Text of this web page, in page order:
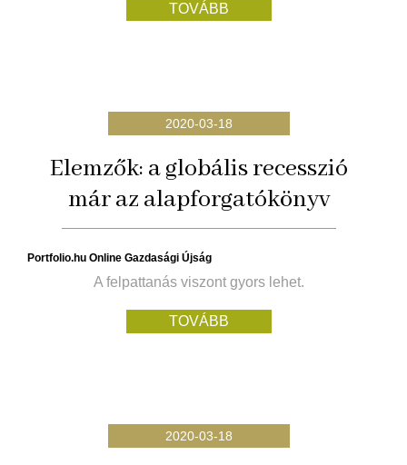
TOVÁBB
2020-03-18
Elemzők: a globális recesszió
már az alapforgatókönyv
Portfolio.hu Online Gazdasági Újság
A felpattanás viszont gyors lehet.
TOVÁBB
2020-03-18